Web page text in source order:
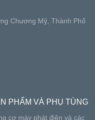
Chương Mỹ, Thành Phố
PHẨM VÀ PHỤ TÙNG
cơ máy phát điện và các